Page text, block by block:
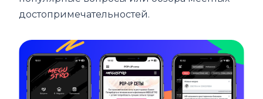
достопримечательностей.